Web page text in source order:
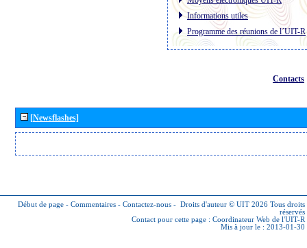
Informations utiles
Programme des réunions de l´UIT-R
Contacts
[Newsflashes]
Début de page - Commentaires - Contactez-nous - Droits d'auteur © UIT 2026 Tous droits
réservés
Contact pour cette page : Coordinateur Web de l'UIT-R
Mis à jour le : 2013-01-30